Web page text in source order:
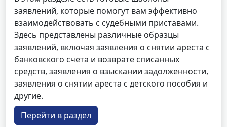
заявлений, которые помогут вам эффективно
взаимодействовать с судебными приставами.
Здесь представлены различные образцы
заявлений, включая заявления о снятии ареста с
банковского счета и возврате списанных
средств, заявления о взыскании задолженности,
заявления о снятии ареста с детского пособия и
другие.
Перейти в раздел